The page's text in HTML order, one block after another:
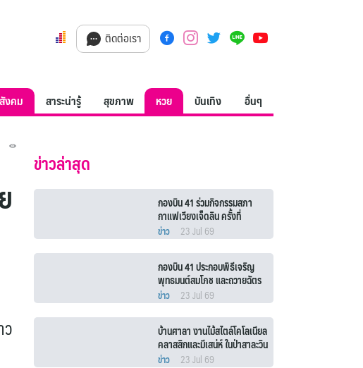
ติดต่อเรา
สังคม สาระน่ารู้ สุขภาพ หวย บันเทิง อื่นๆ
ข่าวล่าสุด
กองบิน 41 ร่วมกิจกรรมสภา
กาแฟเวียงเจ็ดลิน ครั้งที่
7/2569
ข่าว 23 Jul 69
กองบิน 41 ประกอบพิธีเจริญ
พุทธมนต์สมโภช และถวายฉัตร
พระอุปคุต
ข่าว 23 Jul 69
บ้านศาลา งานไม้สไตล์โคโลเนียล
คลาสสิกและมีเสน่ห์ ในป่าสาละวิน
ข่าว 23 Jul 69